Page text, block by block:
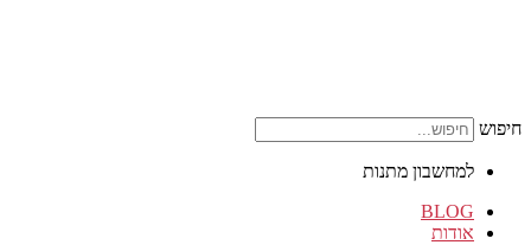
חיפוש
למחשבון מתנות
BLOG
אודות